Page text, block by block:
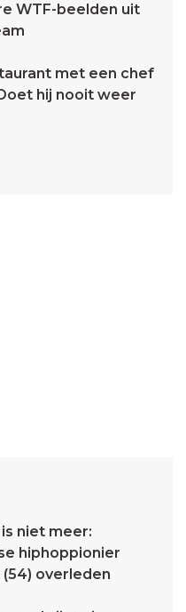
WTF-beelden uit
met een chef
hij nooit weer
niet meer:
hiphoppionier
overleden